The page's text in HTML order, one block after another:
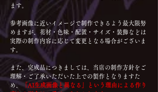
ます。
参考画像に近いイメージで制作できるよう最大限努
めますが、花材・色味・配置・サイズ・装飾などは
実際の制作内容に応じて変更となる場合がございま
す。
また、完成品につきましては、当店の制作方針をご
理解・ご了承いただいた上での製作となりますた
め、「AI生成画像と異なる」という理由による作り